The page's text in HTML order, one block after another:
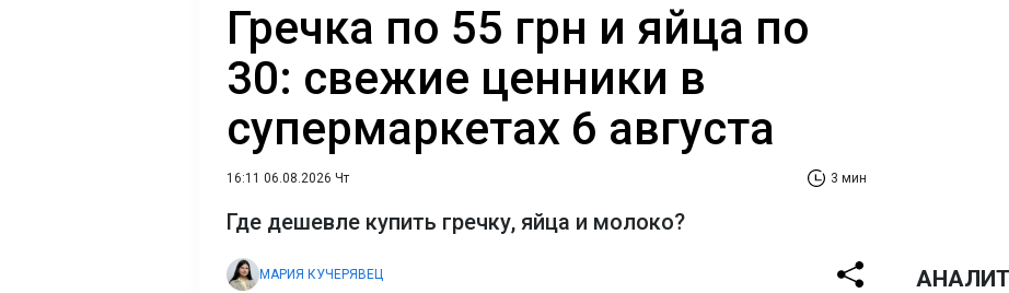
Гречка по 55 грн и яйца по
30: свежие ценники в
супермаркетах 6 августа
16:11 06.08.2026 Чт 3 мин
Где дешевле купить гречку, яйца и молоко?
МАРИЯ КУЧЕРЯВЕЦ